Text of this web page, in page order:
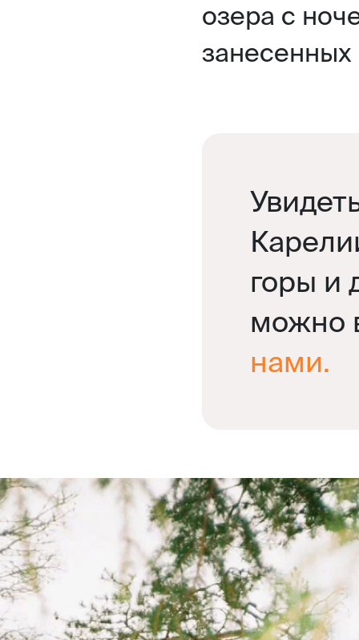
озера с
занесенных
горы и
можно
нами.